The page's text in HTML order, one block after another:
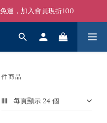
運，加入會員現折100
商品
每頁顯示 24 個